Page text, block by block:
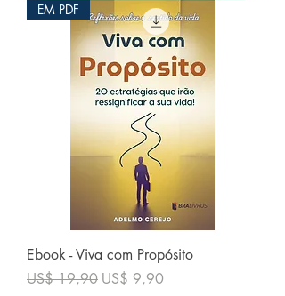
EM PDF
Ebook - Viva com Propósito
Preço normal
US$ 19,90 Preço promocional
US$ 9,90